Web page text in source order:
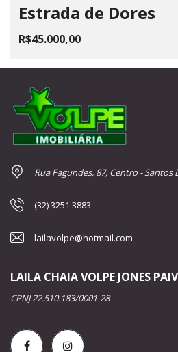
Estrada de Dores
R$45.000,00
Rua Fagundes, 87, Centro - Santos
(32) 3251 3883
lailavolpe@hotmail.com
LAILA CHAIA VOLPE JONES
CPNJ 22.510.183/0001-28